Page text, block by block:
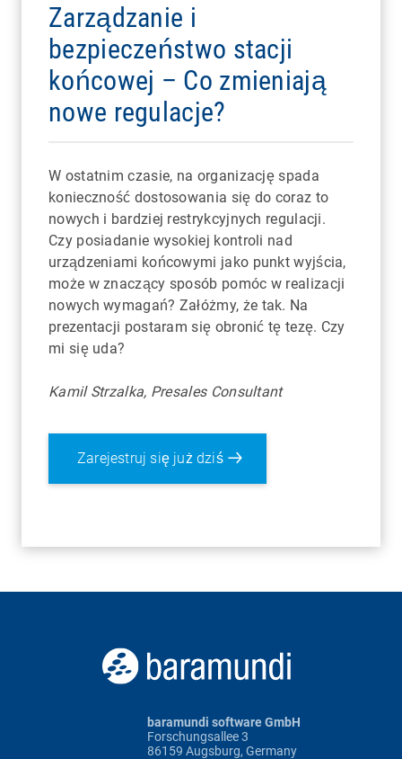
Zarządzanie i
bezpieczeństwo stacji
końcowej – Co zmieniają
nowe regulacje?
W ostatnim czasie, na organizację spada
konieczność dostosowania się do coraz to
nowych i bardziej restrykcyjnych regulacji.
Czy posiadanie wysokiej kontroli nad
urządzeniami końcowymi jako punkt wyjścia,
może w znaczący sposób pomóc w realizacji
nowych wymagań? Załóżmy, że tak. Na
prezentacji postaram się obronić tę tezę. Czy
mi się uda?
Kamil Strzalka, Presales Consultant
Zarejestruj się już dziś
baramundi software GmbH
Forschungsallee 3
86159 Augsburg, Germany